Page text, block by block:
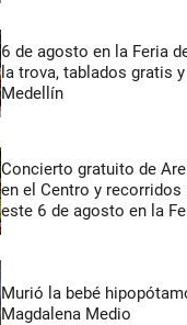
6 de agosto en la Feria
la trova, tablados gratis
Medellín
Concierto gratuito de
en el Centro y recorridos
este 6 de agosto en la
Murió la bebé
Magdalena Medio